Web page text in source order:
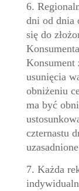
6.
dni od dnia
się do
Konsument
usunięcia
obniżeniu
ma być
czternastu
7. Każda